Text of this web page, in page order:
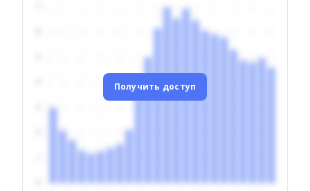
Получить доступ